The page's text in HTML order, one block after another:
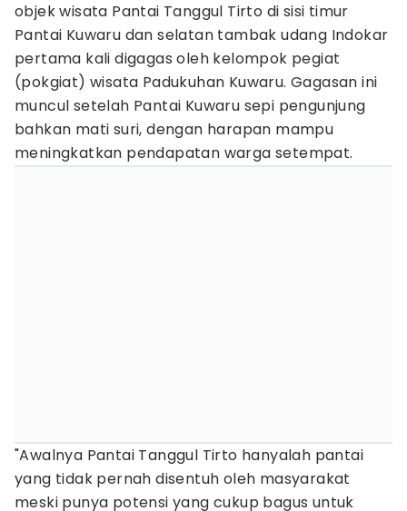
objek wisata Pantai Tanggul Tirto di sisi timur
Pantai Kuwaru dan selatan tambak udang Indokar
pertama kali digagas oleh kelompok pegiat
(pokgiat) wisata Padukuhan Kuwaru. Gagasan ini
muncul setelah Pantai Kuwaru sepi pengunjung
bahkan mati suri, dengan harapan mampu
meningkatkan pendapatan warga setempat.
"Awalnya Pantai Tanggul Tirto hanyalah pantai
yang tidak pernah disentuh oleh masyarakat
meski punya potensi yang cukup bagus untuk